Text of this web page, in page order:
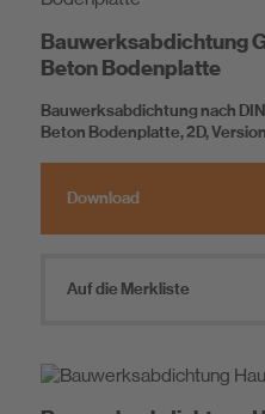
Bauwerksabdichtung
Beton Bodenplatte
Bauwerksabdichtung nach
Beton Bodenplatte, 2D,
Download
Auf die Merkliste